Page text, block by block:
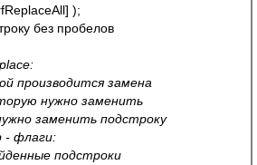
);
без пробелов
производится замена
нужно заменить
заменить подстроку
флаги:
подстроки